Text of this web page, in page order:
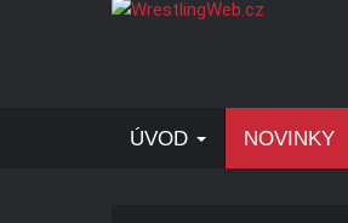
ÚVOD NOVINKY